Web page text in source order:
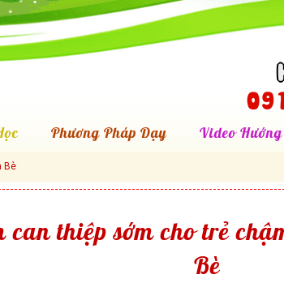
Phương Pháp Dạy Video
Bè
can thiệp sớm cho trẻ
Bè